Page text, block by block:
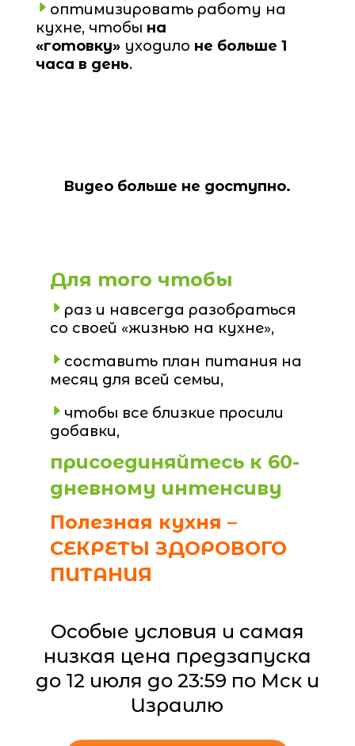
оптимизировать работу на
кухне, чтобы на
«готовку»уходило не больше 1
часа в день.
Видео больше не доступно.
Для того чтобы
раз и навсегда разобраться
со своей «жизнью на кухне»,
составить план питания на
месяц для всей семьи,
чтобы все близкие просили
добавки,
присоединяйтесь к 60-
дневному интенсиву
Полезная кухня –
СЕКРЕТЫ ЗДОРОВОГО
ПИТАНИЯ
Особые условия и самая
низкая цена предзапуска
до 12 июля до 23:59 по Мск и
Израилю